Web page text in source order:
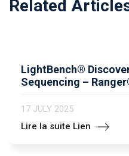
Related
LightBench®
Sequencing –
17 JULY 2025
Lire la suite Lien